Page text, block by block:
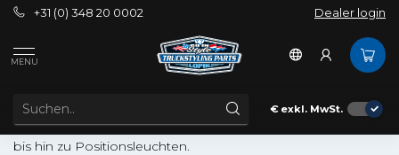
+31 (0) 348 20 0002 Dealer login
MENU
€ exkl. MwSt.
Außenbereich
KONTURBELEUCHTUNG
Hier finden Sie die schönsten Konturleuchten für Ihren
LKW. Von Seitenmarkierungsleuchten und Doppellampen
bis hin zu Positionsleuchten.